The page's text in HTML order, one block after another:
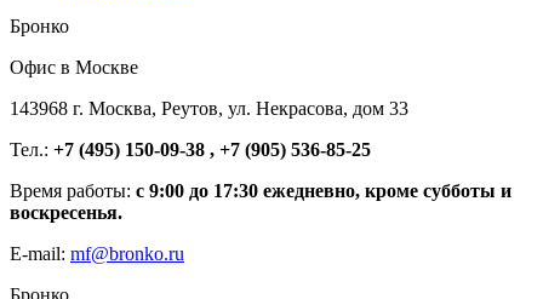
Бронко
Офис в Москве
143968 г. Москва, Реутов, ул. Некрасова, дом 33
Тел.: +7 (495) 150-09-38 , +7 (905) 536-85-25
Время работы: с 9:00 до 17:30 ежедневно, кроме субботы и
воскресенья.
E-mail: mf@bronko.ru
Бронко